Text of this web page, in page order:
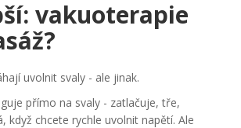
vakuoterapie
uvolnit svaly - ale jinak.
přímo na svaly - zatlačuje, tře,
když chcete rychle uvolnit napětí. Ale